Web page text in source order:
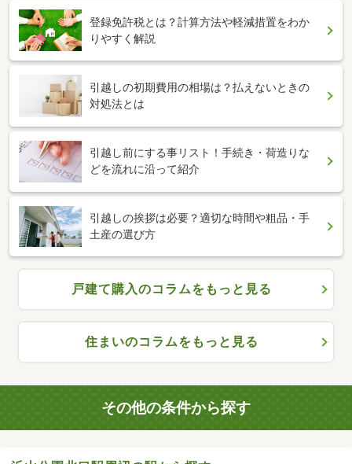
登録免許税とは？計算方法や軽減措置をわか
りやすく解説
引越しの初期費用の相場は？払えないときの
対処法とは
引越し前にする事リスト！手続き・荷造りな
どを流れに沿って紹介
引越しの挨拶は必要？適切な時間や粗品・手
土産の選び方
戸建て購入のコラムをもっと見る
住まいのコラムをもっと見る
その他の条件から探す